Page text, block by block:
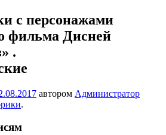
с персонажами
фильма Дисней
.
автором Администратор
.